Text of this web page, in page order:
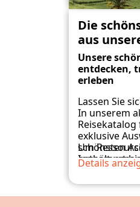
Die
aus
Unsere
entdecken,
erleben
Lassen Sie
In unserem
exklusive
schönsten
Insgesamt
individuell
kulturellen
Um
enthält
Katalog nur
Reisen.
Das
Details